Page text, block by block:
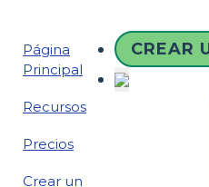
Página
Principal
Recursos
Precios
Crear un
CREAR